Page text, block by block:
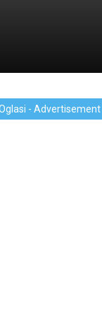
- Advertisement